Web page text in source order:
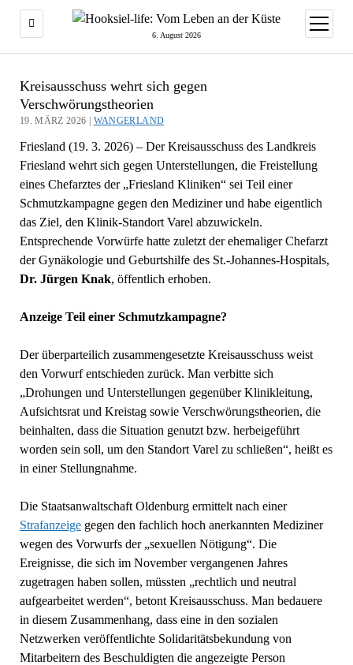
6. August 2026
Menü
öffnen
Kreisausschuss wehrt sich gegen
Verschwörungstheorien
19. MÄRZ 2026 | WANGERLAND
Friesland (19. 3. 2026) – Der Kreisausschuss des Landkreis
Friesland wehrt sich gegen Unterstellungen, die Freistellung
eines Chefarztes der „Friesland Kliniken“ sei Teil einer
Schmutzkampagne gegen den Mediziner und habe eigentlich
das Ziel, den Klinik-Standort Varel abzuwickeln.
Entsprechende Vorwürfe hatte zuletzt der ehemaliger Chefarzt
der Gynäkologie und Geburtshilfe des St.-Johannes-Hospitals,
Dr. Jürgen Knak, öffentlich erhoben.
Anzeige Teil einer Schmutzkampagne?
Der überparteilich zusammengesetzte Kreisausschuss weist
den Vorwurf entschieden zurück. Man verbitte sich
„Drohungen und Unterstellungen gegenüber Klinikleitung,
Aufsichtsrat und Kreistag sowie Verschwörungstheorien, die
beinhalten, dass die Situation genutzt bzw. herbeigeführt
worden sein soll, um den Standort Varel zu schließen“, heißt es
in einer Stellungnahme.
Die Staatsanwaltschaft Oldenburg ermittelt nach einer
Strafanzeigegegen den fachlich hoch anerkannten Mediziner
wegen des Vorwurfs der „sexuellen Nötigung“. Die
Ereignisse, die sich im November vergangenen Jahres
zugetragen haben sollen, müssten „rechtlich und neutral
aufgearbeitet werden“, betont Kreisausschuss. Man bedauere
in diesem Zusammenhang, dass eine in den sozialen
Netzwerken veröffentlichte Solidaritätsbekundung von
Mitarbeitern des Beschuldigten die angezeigte Person